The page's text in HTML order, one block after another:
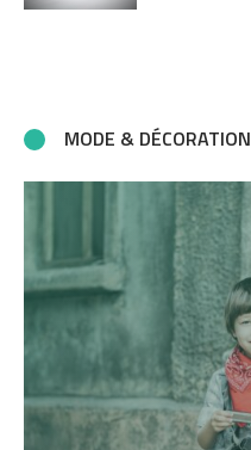
MODE & DÉCORATION